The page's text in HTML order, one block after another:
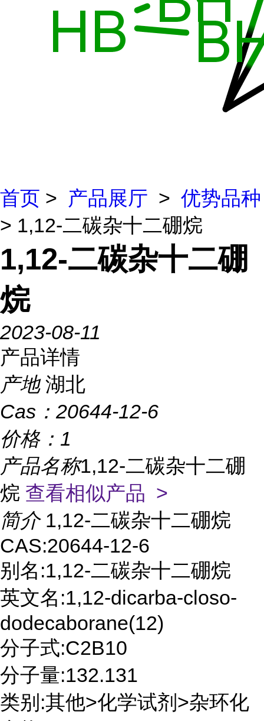
首页 > 产品展厅 > 优势品种
> 1,12-二碳杂十二硼烷
1,12-二碳杂十二硼
烷
2023-08-11
产品详情
产地 湖北
Cas： 20644-12-6
价格： 1
产品名称1,12-二碳杂十二硼
烷 查看相似产品 >
简介 1,12-二碳杂十二硼烷
CAS:20644-12-6
别名:1,12-二碳杂十二硼烷
英文名:1,12-dicarba-closo-
dodecaborane(12)
分子式:C2B10
分子量:132.131
类别:其他>化学试剂>杂环化